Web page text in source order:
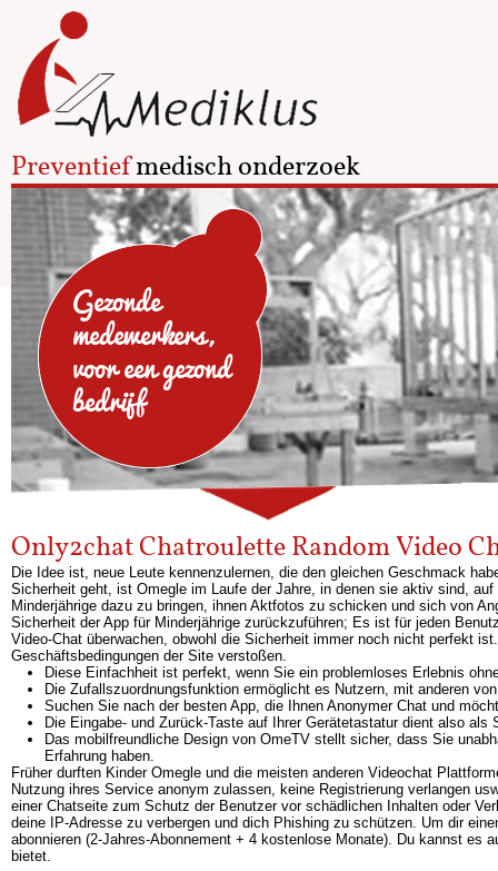
Preventiefmedisch onderzoek
Gezonde
medewerkers,
voor een gezond
bedrijf
Only2chat Chatroulette Random Video
Die Idee ist, neue Leute kennenzulernen, die den gleichen Geschmack
Sicherheit geht, ist Omegle im Laufe der Jahre, in denen sie aktiv sind,
Minderjährige dazu zu bringen, ihnen Aktfotos zu schicken und sich von
Sicherheit der App für Minderjährige zurückzuführen; Es ist für jeden
Video-Chat überwachen, obwohl die Sicherheit immer noch nicht perfekt
Geschäftsbedingungen der Site verstoßen.
Diese Einfachheit ist perfekt, wenn Sie ein problemloses Erlebnis
Die Zufallszuordnungsfunktion ermöglicht es Nutzern, mit anderen
Suchen Sie nach der besten App, die Ihnen Anonymer Chat und
Die Eingabe- und Zurück-Taste auf Ihrer Gerätetastatur dient also als
Das mobilfreundliche Design von OmeTV stellt sicher, dass Sie
Erfahrung haben.
Früher durften Kinder Omegle und die meisten anderen Videochat
Nutzung ihres Service anonym zulassen, keine Registrierung verlangen
einer Chatseite zum Schutz der Benutzer vor schädlichen Inhalten oder
deine IP-Adresse zu verbergen und dich Phishing zu schützen. Um dir
abonnieren (2-Jahres-Abonnement + 4 kostenlose Monate). Du kannst es
bietet.